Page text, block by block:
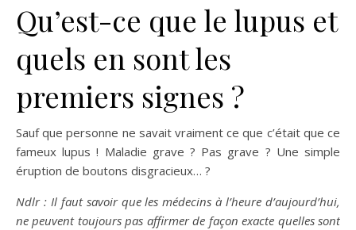
Qu’est-ce que le lupus et
quels en sont les
premiers signes ?
Sauf que personne ne savait vraiment ce que c’était que ce
fameux lupus ! Maladie grave ? Pas grave ? Une simple
éruption de boutons disgracieux… ?
Ndlr : Il faut savoir que les médecins à l’heure d’aujourd’hui,
ne peuvent toujours pas affirmer de façon exacte quelles sont